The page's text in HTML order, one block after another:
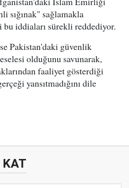
sığınak" sağlamakla
iddiaları sürekli reddediyor.
Pakistan'daki güvenlik
olduğunu savunarak,
faaliyet gösterdiği
yansıtmadığını dile
KAT